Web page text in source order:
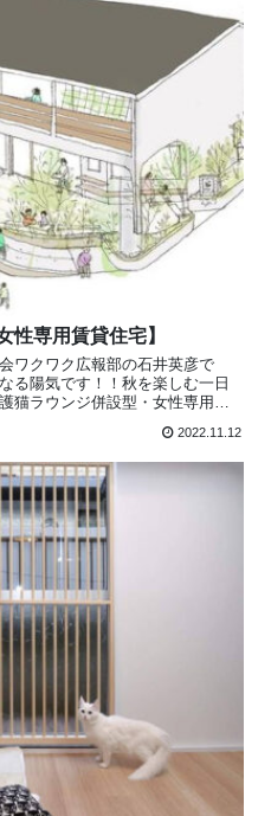
性専用賃貸住宅】
ワクワク広報部の石井英彦で
る陽気です！！秋を楽しむ一日
猫ラウンジ併設型・女性専用賃
27（日）に実施とのことで、
した。詳細の内容は、記事に譲
2022.11.12